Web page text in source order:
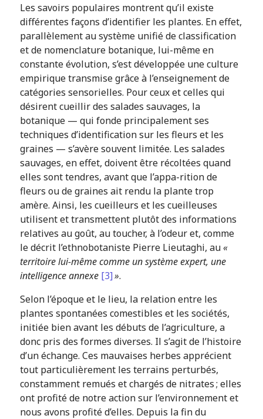
Les savoirs populaires montrent qu’il existe
différentes façons d’identifier les plantes. En effet,
parallèlement au système unifié de classification
et de nomenclature botanique, lui-même en
constante évolution, s’est développée une culture
empirique transmise grâce à l’enseignement de
catégories sensorielles. Pour ceux et celles qui
désirent cueillir des salades sauvages, la
botanique — qui fonde principalement ses
techniques d’identification sur les fleurs et les
graines — s’avère souvent limitée. Les salades
sauvages, en effet, doivent être récoltées quand
elles sont tendres, avant que l’appa-rition de
fleurs ou de graines ait rendu la plante trop
amère. Ainsi, les cueilleurs et les cueilleuses
utilisent et transmettent plutôt des informations
relatives au goût, au toucher, à l’odeur et, comme
le décrit l’ethnobotaniste Pierre Lieutaghi, au«
territoire lui-même comme un système expert, une
intelligence annexe [3]».
Selon l’époque et le lieu, la relation entre les
plantes spontanées comestibles et les sociétés,
initiée bien avant les débuts de l’agriculture, a
donc pris des formes diverses. Il s’agit de l’histoire
d’un échange. Ces mauvaises herbes apprécient
tout particulièrement les terrains perturbés,
constamment remués et chargés de nitrates ; elles
ont profité de notre action sur l’environnement et
nous avons profité d’elles. Depuis la fin du